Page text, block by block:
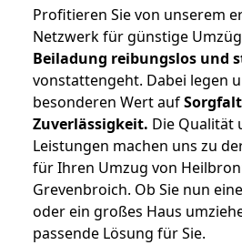
Profitieren Sie von unserem
Netzwerk für günstige
Beiladung reibungslos und
vonstattengeht. Dabei legen
besonderen Wert auf
Zuverlässigkeit. Die Qualität
Leistungen machen uns zu
für Ihren Umzug von
Grevenbroich. Ob Sie nun
oder ein großes Haus
passende Lösung für Sie.